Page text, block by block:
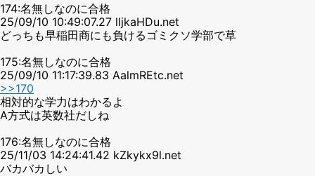
174:名無しなのに合格
25/09/10 10:49:07.27 lljkaHDu.net
どっちも早稲田商にも負けるゴミクソ学部で草
175:名無しなのに合格
25/09/10 11:17:39.83 AalmREtc.net
>>170
相対的な学力はわかるよ
A方式は英数社だしね
176:名無しなのに合格
25/11/03 14:24:41.42 kZkykx9l.net
バカバカしい